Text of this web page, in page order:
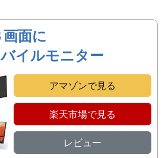
面に
イルモニター
アマゾンで見る
楽天市場で見る
レビュー